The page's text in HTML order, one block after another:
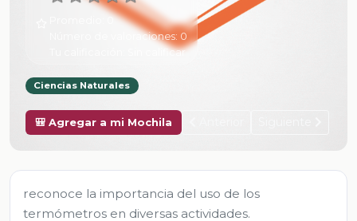
0
Número de valoraciones: 0
Sin calificar
Ciencias Naturales
🎒 Agregar a mi Mochila
reconoce la importancia del uso de los
termómetros en diversas actividades.